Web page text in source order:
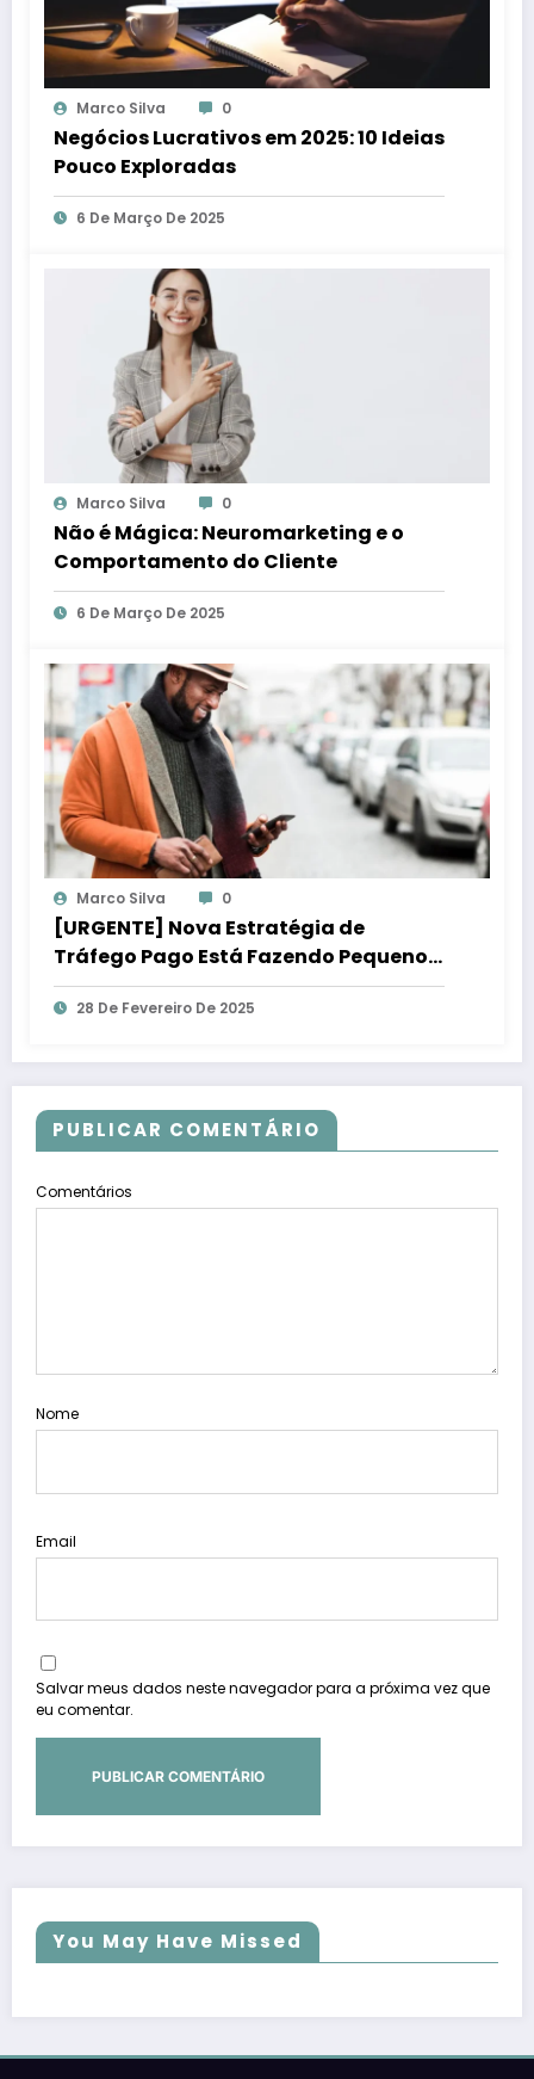
Marco Silva 0
Negócios Lucrativos em 2025: 10 Ideias
Pouco Exploradas
6 De Março De 2025
Marco Silva 0
Não é Mágica: Neuromarketing e o
Comportamento do Cliente
6 De Março De 2025
Marco Silva 0
[URGENTE] Nova Estratégia de
Tráfego Pago Está Fazendo Pequenos
Negócios Lucrar Mais!
28 De Fevereiro De 2025
PUBLICAR COMENTÁRIO
Comentários
Nome
Email
Salvar meus dados neste navegador para a próxima vez que
eu comentar.
You May Have Missed